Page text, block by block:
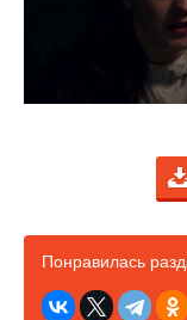
Понравилась